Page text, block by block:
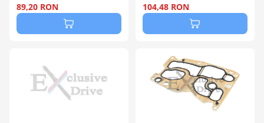
89,20 RON 104,48 RON